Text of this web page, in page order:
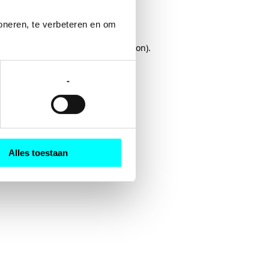
te verbeteren en om
-
Alles toestaan
for more information).